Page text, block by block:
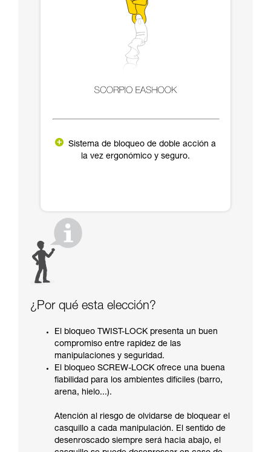
Sistema de bloqueo de doble acción a
la vez ergonómico y seguro.
¿Por qué esta elección?
El bloqueo TWIST-LOCK presenta un buen
compromiso entre rapidez de las
manipulaciones y seguridad.
El bloqueo SCREW-LOCK ofrece una buena
fiabilidad para los ambientes difíciles (barro,
arena, hielo...).
Atención al riesgo de olvidarse de bloquear el
casquillo a cada manipulación. El sentido de
desenroscado siempre será hacia abajo, el